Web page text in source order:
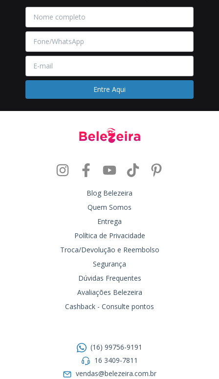
Blog Belezeira
Quem Somos
Entrega
Política de Privacidade
Troca/Devolução e Reembolso
Segurança
Dúvidas Frequentes
Avaliações Belezeira
Cashback - Consulte pontos
(16) 99756-9191
16 3409-7811
vendas@belezeira.com.br